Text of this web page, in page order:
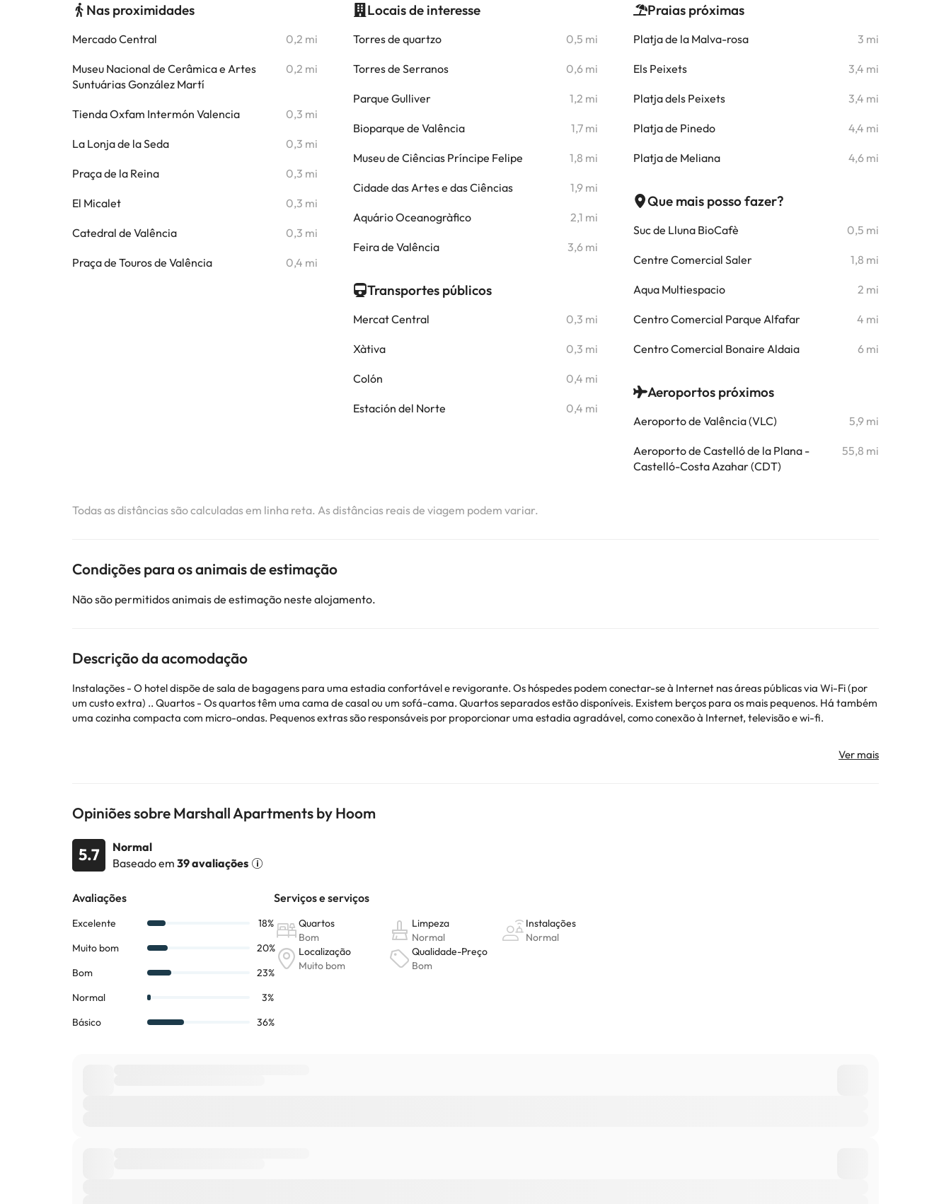
Nas proximidades
Mercado Central 0,2 mi
Museu Nacional de Cerâmica e Artes
Suntuárias González Martí
0,2 mi
Tienda Oxfam Intermón Valencia 0,3 mi
La Lonja de la Seda 0,3 mi
Praça de la Reina 0,3 mi
El Micalet 0,3 mi
Catedral de Valência 0,3 mi
Praça de Touros de Valência 0,4 mi
Locais de interesse
Torres de quartzo 0,5 mi
Torres de Serranos 0,6 mi
Parque Gulliver 1,2 mi
Bioparque de Valência 1,7 mi
Museu de Ciências Príncipe Felipe 1,8 mi
Cidade das Artes e das Ciências 1,9 mi
Aquário Oceanogràfico 2,1 mi
Feira de Valência 3,6 mi
Transportes públicos
Mercat Central 0,3 mi
Xàtiva 0,3 mi
Colón 0,4 mi
Estación del Norte 0,4 mi
Praias próximas
Platja de la Malva-rosa 3 mi
Els Peixets 3,4 mi
Platja dels Peixets 3,4 mi
Platja de Pinedo 4,4 mi
Platja de Meliana 4,6 mi
Que mais posso fazer?
Suc de Lluna BioCafè 0,5 mi
Centre Comercial Saler 1,8 mi
Aqua Multiespacio 2 mi
Centro Comercial Parque Alfafar 4 mi
Centro Comercial Bonaire Aldaia 6 mi
Aeroportos próximos
Aeroporto de Valência (VLC) 5,9 mi
Aeroporto de Castelló de la Plana -
Castelló-Costa Azahar (CDT)
55,8 mi
Todas as distâncias são calculadas em linha reta. As distâncias reais de viagem podem variar.
Condições para os animais de estimação
Não são permitidos animais de estimação neste alojamento.
Descrição da acomodação
Instalações - O hotel dispõe de sala de bagagens para uma estadia confortável e revigorante. Os hóspedes podem conectar-se à Internet nas áreas públicas via Wi-Fi (por
um custo extra) .. Quartos - Os quartos têm uma cama de casal ou um sofá-cama. Quartos separados estão disponíveis. Existem berços para os mais pequenos. Há também
uma cozinha compacta com micro-ondas. Pequenos extras são responsáveis por proporcionar uma estadia agradável, como conexão à Internet, televisão e wi-fi.
sujeitas a alterações por parte do alojamento. Se tiver alguma dúvida, contacte-nos.
Opiniões sobre Marshall Apartments by Hoom
5.7
Normal
Baseado em 39 avaliações